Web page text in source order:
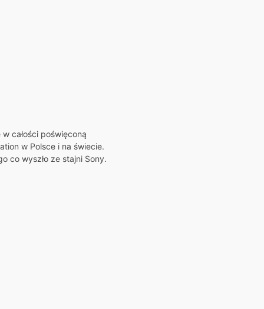
całości poświęconą
w Polsce i na świecie.
co wyszło ze stajni Sony.